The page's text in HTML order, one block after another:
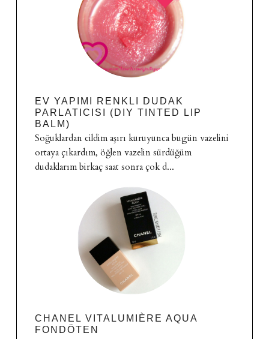
EV YAPIMI RENKLI DUDAK
PARLATICISI (DIY TINTED LIP
BALM)
Soğuklardan cildim aşırı kuruyunca bugün vazelini
ortaya çıkardım, öğlen vazelin sürdüğüm
dudaklarım birkaç saat sonra çok d...
CHANEL VITALUMIÈRE AQUA
FONDÖTEN